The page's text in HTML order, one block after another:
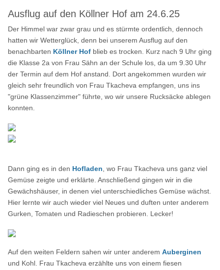
Ausflug auf den Köllner Hof am 24.6.25
Der Himmel war zwar grau und es stürmte ordentlich, dennoch
hatten wir Wetterglück, denn bei unserem Ausflug auf den
benachbarten Köllner Hof blieb es trocken. Kurz nach 9 Uhr ging
die Klasse 2a von Frau Sähn an der Schule los, da um 9.30 Uhr
der Termin auf dem Hof anstand. Dort angekommen wurden wir
gleich sehr freundlich von FrauTkachevaempfangen, uns ins
"grüne Klassenzimmer" führte, wo wir unsere Rucksäcke ablegen
konnten.
Dann ging es in den Hofladen , wo FrauTkacheva uns ganz viel
Gemüse zeigte und erklärte. Anschließend gingen wir in die
Gewächshäuser, in denen viel unterschiedliches Gemüse wächst.
Hier lernte wir auch wieder viel Neues und duften unter anderem
Gurken, Tomaten und Radieschen probieren. Lecker!
Auf den weiten Feldern sahen wir unter anderemAuberginen
und Kohl. FrauTkachevaerzählte uns von einem fiesen